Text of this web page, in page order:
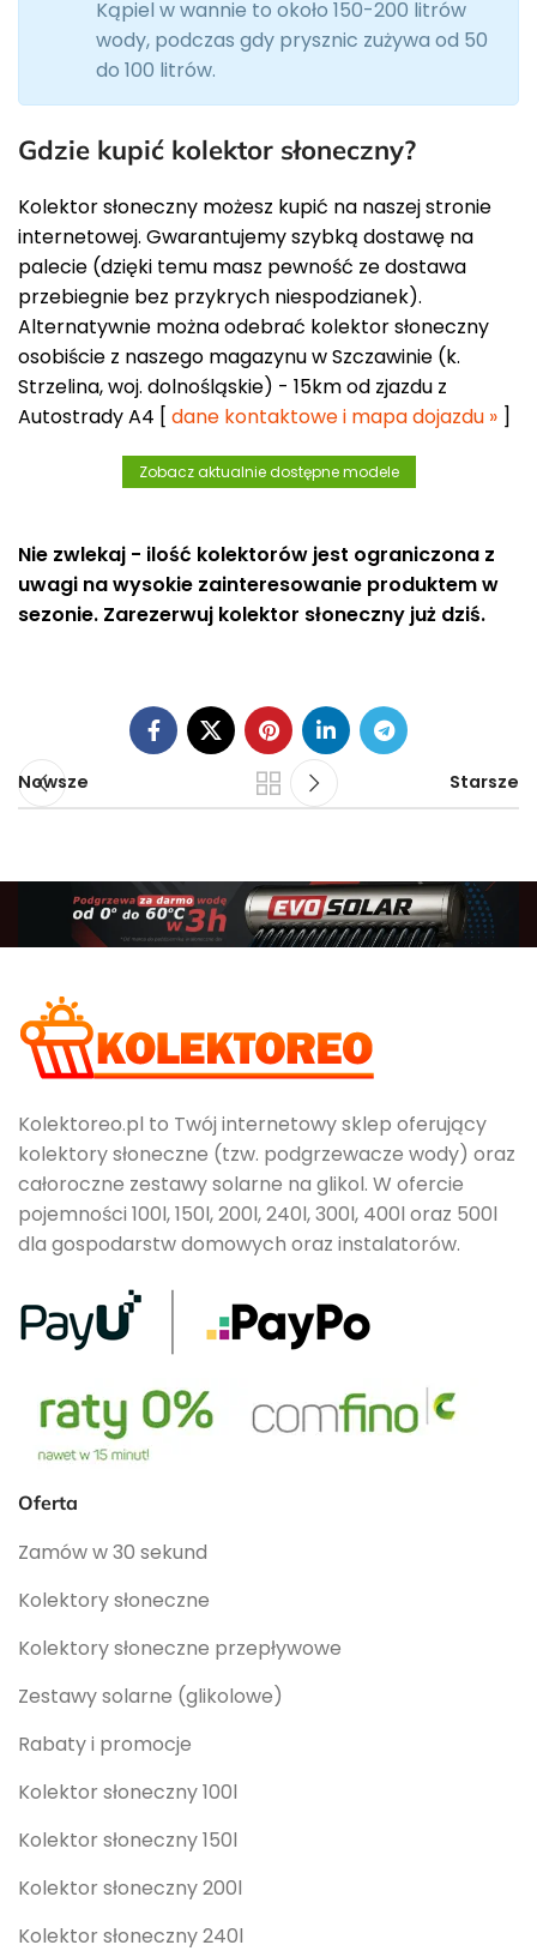
Kąpiel w wannie to około 150-200 litrów
wody, podczas gdy prysznic zużywa od 50
do 100 litrów.
Gdzie kupić kolektor słoneczny?
Kolektor słoneczny możesz kupić na naszej stronie
internetowej. Gwarantujemy szybką dostawę na
palecie (dzięki temu masz pewność ze dostawa
przebiegnie bez przykrych niespodzianek).
Alternatywnie można odebrać kolektor słoneczny
osobiście z naszego magazynu w Szczawinie (k.
Strzelina, woj. dolnośląskie) - 15km od zjazdu z
Autostrady A4 [ dane kontaktowe i mapa dojazdu » ]
Zobacz aktualnie dostępne modele
Nie zwlekaj - ilość kolektorów jest ograniczona z
uwagi na wysokie zainteresowanie produktem w
sezonie. Zarezerwuj kolektor słoneczny już dziś.
Nowsze Starsze
Kolektoreo.pl to Twój internetowy sklep oferujący
kolektory słoneczne (tzw. podgrzewacze wody) oraz
całoroczne zestawy solarne na glikol. W ofercie
pojemności 100l, 150l, 200l, 240l, 300l, 400l oraz 500l
dla gospodarstw domowych oraz instalatorów.
Oferta
Zamów w 30 sekund
Kolektory słoneczne
Kolektory słoneczne przepływowe
Zestawy solarne (glikolowe)
Rabaty i promocje
Kolektor słoneczny 100l
Kolektor słoneczny 150l
Kolektor słoneczny 200l
Kolektor słoneczny 240l